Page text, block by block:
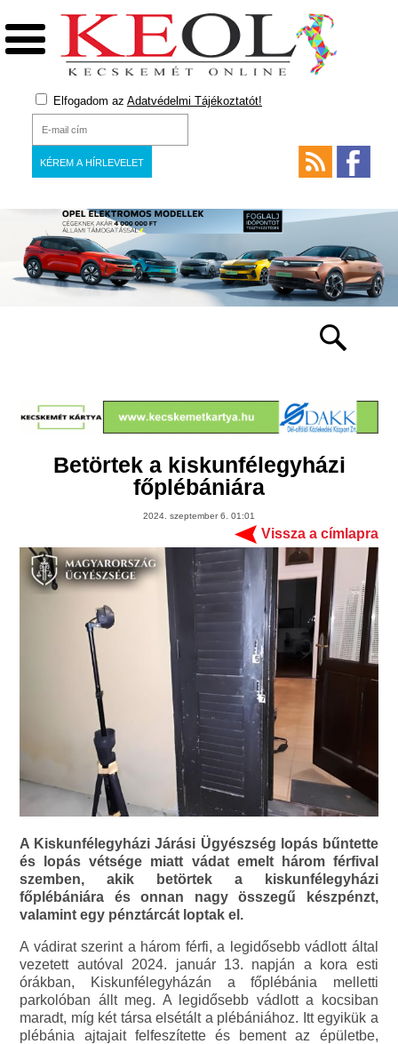
Elfogadom az Adatvédelmi Tájékoztatót!
Betörtek a kiskunfélegyházi
főplébániára
2024. szeptember 6. 01:01
Vissza a címlapra
A Kiskunfélegyházi Járási Ügyészség lopás bűntette
és lopás vétsége miatt vádat emelt három férfival
szemben, akik betörtek a kiskunfélegyházi
főplébániára és onnan nagy összegű készpénzt,
valamint egy pénztárcát loptak el.
A vádirat szerint a három férfi, a legidősebb vádlott által
vezetett autóval 2024. január 13. napján a kora esti
órákban, Kiskunfélegyházán a főplébánia melletti
parkolóban állt meg. A legidősebb vádlott a kocsiban
maradt, míg két társa elsétált a plébániához. Itt egyikük a
plébánia ajtajait felfeszítette és bement az épületbe,